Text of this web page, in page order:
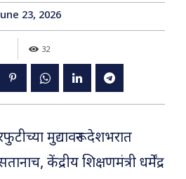
23, 2026
32
मुद्यावरून देशभरात
केंद्रीय शिक्षणमंत्री धर्मेंद्र